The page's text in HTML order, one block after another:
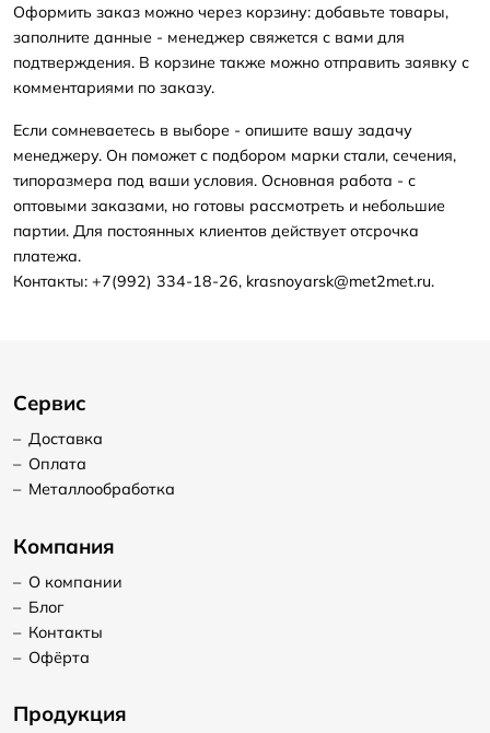
Оформить заказ можно через корзину: добавьте товары,
заполните данные - менеджер свяжется с вами для
подтверждения. В корзине также можно отправить заявку с
комментариями по заказу.
Если сомневаетесь в выборе - опишите вашу задачу
менеджеру. Он поможет с подбором марки стали, сечения,
типоразмера под ваши условия. Основная работа - с
оптовыми заказами, но готовы рассмотреть и небольшие
партии. Для постоянных клиентов действует отсрочка
платежа.
Контакты: +7(992) 334-18-26, krasnoyarsk@met2met.ru.
Сервис
– Доставка
– Оплата
– Металлообработка
Компания
– О компании
– Блог
– Контакты
– Офёрта
Продукция